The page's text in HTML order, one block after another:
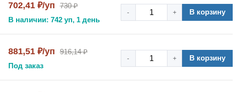
702,41 ₽/уп
730 ₽
В наличии: 742 уп, 1 день
- + В корзину
881,51 ₽/уп
916,14 ₽
Под заказ
- + В корзину